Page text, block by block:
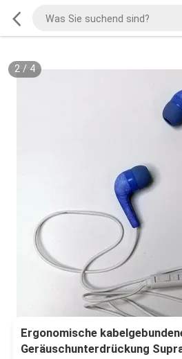
2/ 4
Ergonomische
Geräuschunterdrückung